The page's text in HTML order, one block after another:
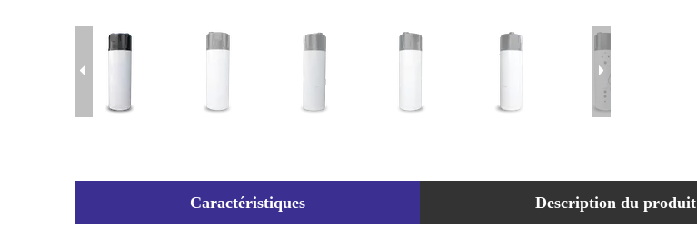
Caractéristiques Description du produit